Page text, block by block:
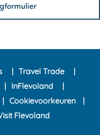
Travel Trade
InFlevoland
Cookievoorkeuren
Flevoland